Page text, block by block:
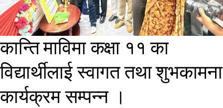
कान्ति माविमा कक्षा ११ का
विद्यार्थीलाई स्वागत तथा शुभकामना
कार्यक्रम सम्पन्न ।